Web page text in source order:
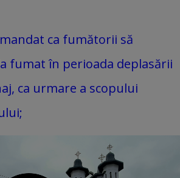
ca fumătorii să
fumat în perioada deplasării
ca urmare a scopului